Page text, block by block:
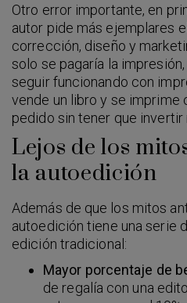
Otro error importante, en
autor pide más ejemplares
corrección, diseño y
solo se pagaría la
seguir funcionando con
vende un libro y se imprime
pedido sin tener que invertir
Lejos de los
la autoedición
Además de que los mitos
autoedición tiene una serie
edición tradicional:
Mayor porcentaje de
de regalía con una